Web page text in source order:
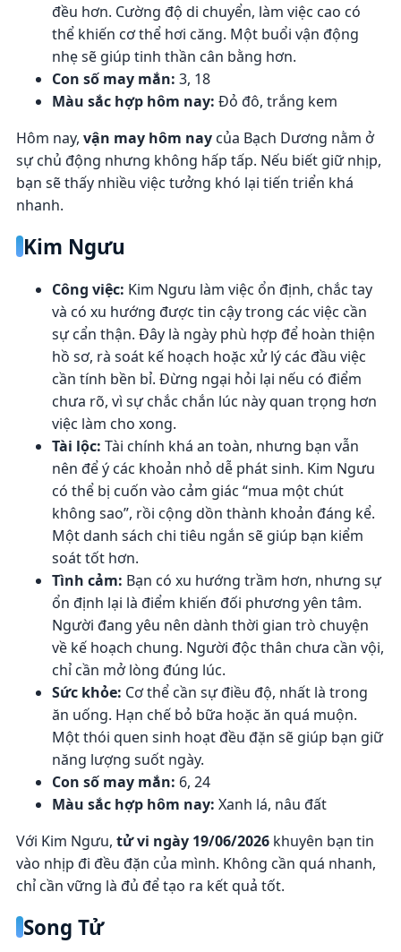
đều hơn. Cường độ di chuyển, làm việc cao có
thể khiến cơ thể hơi căng. Một buổi vận động
nhẹ sẽ giúp tinh thần cân bằng hơn.
Con số may mắn: 3, 18
Màu sắc hợp hôm nay: Đỏ đô, trắng kem
Hôm nay, vận may hôm naycủa Bạch Dương nằm ở
sự chủ động nhưng không hấp tấp. Nếu biết giữ nhịp,
bạn sẽ thấy nhiều việc tưởng khó lại tiến triển khá
nhanh.
Kim Ngưu
Công việc: Kim Ngưu làm việc ổn định, chắc tay
và có xu hướng được tin cậy trong các việc cần
sự cẩn thận. Đây là ngày phù hợp để hoàn thiện
hồ sơ, rà soát kế hoạch hoặc xử lý các đầu việc
cần tính bền bỉ. Đừng ngại hỏi lại nếu có điểm
chưa rõ, vì sự chắc chắn lúc này quan trọng hơn
việc làm cho xong.
Tài lộc: Tài chính khá an toàn, nhưng bạn vẫn
nên để ý các khoản nhỏ dễ phát sinh. Kim Ngưu
có thể bị cuốn vào cảm giác “mua một chút
không sao”, rồi cộng dồn thành khoản đáng kể.
Một danh sách chi tiêu ngắn sẽ giúp bạn kiểm
soát tốt hơn.
Tình cảm: Bạn có xu hướng trầm hơn, nhưng sự
ổn định lại là điểm khiến đối phương yên tâm.
Người đang yêu nên dành thời gian trò chuyện
về kế hoạch chung. Người độc thân chưa cần vội,
chỉ cần mở lòng đúng lúc.
Sức khỏe: Cơ thể cần sự điều độ, nhất là trong
ăn uống. Hạn chế bỏ bữa hoặc ăn quá muộn.
Một thói quen sinh hoạt đều đặn sẽ giúp bạn giữ
năng lượng suốt ngày.
Con số may mắn: 6, 24
Màu sắc hợp hôm nay: Xanh lá, nâu đất
Với Kim Ngưu, tử vi ngày 19/06/2026khuyên bạn tin
vào nhịp đi đều đặn của mình. Không cần quá nhanh,
chỉ cần vững là đủ để tạo ra kết quả tốt.
Song Tử